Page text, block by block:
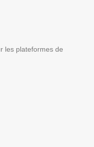
les plateformes de